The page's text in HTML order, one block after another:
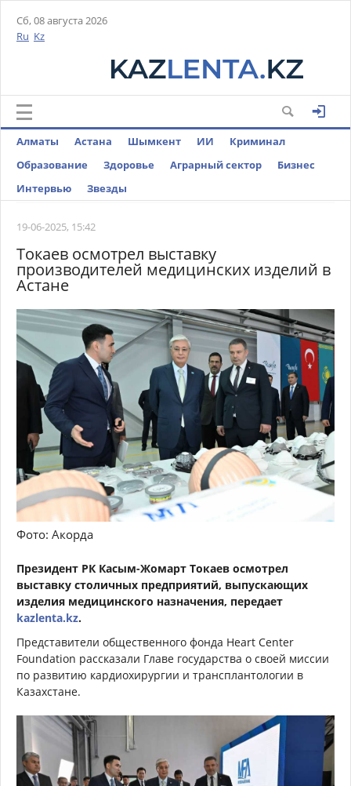
Сб, 08 августа 2026
Ru Kz
Алматы Астана Шымкент ИИ
Криминал
Образование
Здоровье Аграрный сектор
Бизнес
Интервью
Звезды
19-06-2025, 15:42
Токаев осмотрел выставку
производителей медицинских изделий в
Астане
Фото: Акорда
Президент РК Касым-Жомарт Токаев осмотрел
выставку столичных предприятий, выпускающих
изделия медицинского назначения, передает
kazlenta.kz.
Представители общественного фонда Heart Center
Foundation рассказали Главе государства о своей миссии
по развитию кардиохирургии и трансплантологии в
Казахстане.